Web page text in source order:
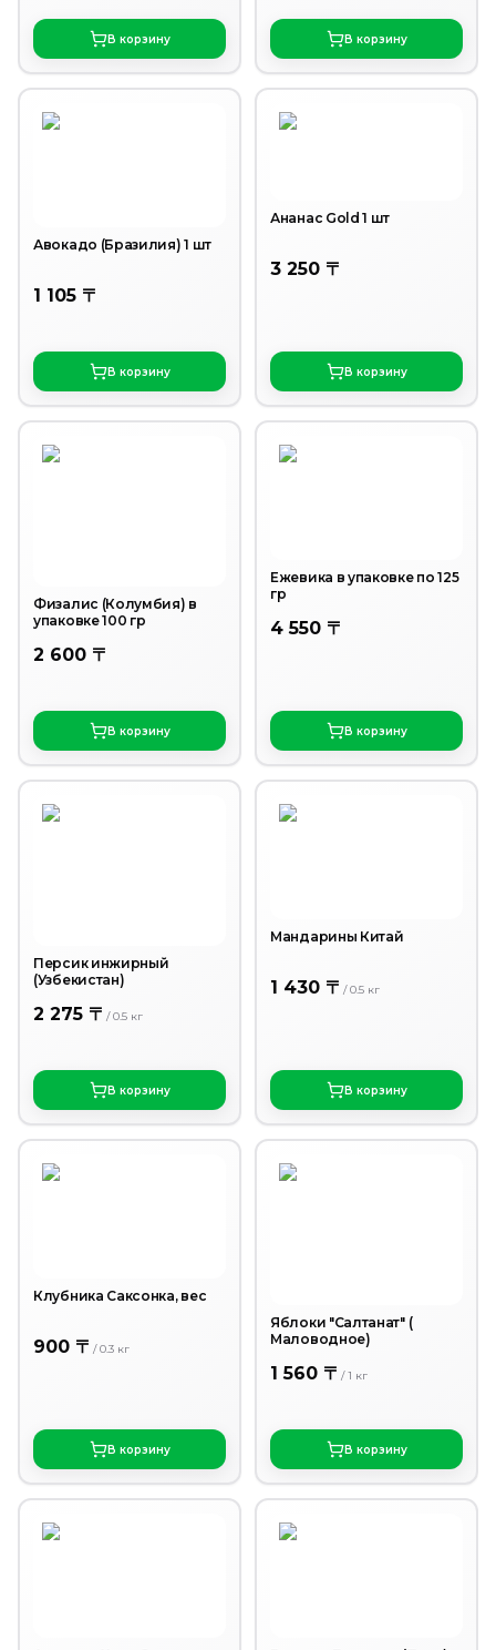
В корзину В корзину
Авокадо (Бразилия) 1 шт
1 105 〒
В корзину
Ананас Gold 1 шт
3 250 〒
В корзину
Физалис (Колумбия) в
упаковке 100 гр
2 600 〒
В корзину
Ежевика в упаковке по 125
гр
4 550 〒
В корзину
Персик инжирный
(Узбекистан)
2 275 〒 /0.5 кг
В корзину
Мандарины Китай
1 430 〒 /0.5 кг
В корзину
Клубника Саксонка, вес
900 〒 /0.3 кг
В корзину
Яблоки "Салтанат" (
Маловодное)
1 560 〒 /1 кг
В корзину